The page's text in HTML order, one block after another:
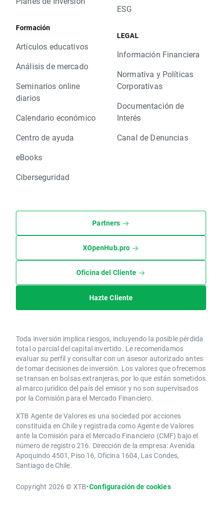
Formación
Artículos educativos
Análisis de mercado
Seminarios online
diarios
Calendario económico
Centro de ayuda
eBooks
Ciberseguridad
ESG
LEGAL
Información Financiera
Normativa y Políticas
Corporativas
Documentación de
Interés
Canal de Denuncias
Partners
XOpenHub.pro
Oficina del Cliente
Hazte Cliente
Toda inversión implica riesgos, incluyendo la posible pérdida
total o parcial del capital invertido. Le recomendamos
evaluar su perfil y consultar con un asesor autorizado antes
de tomar decisiones de inversión. Los valores que ofrecemos
se transan en bolsas extranjeras, por lo que están sometidos
al marco jurídico del país del emisor y no son supervisados
por la Comisión para el Mercado Financiero.
XTB Agente de Valores es una sociedad por acciones
constituida en Chile y registrada como Agente de Valores
ante la Comisión para el Mercado Financiero (CMF) bajo el
número de registro 216. Dirección de la empresa: Avenida
Apoquindo 4501, Piso 16, Oficina 1604, Las Condes,
Santiago de Chile.
Copyright 2026 © XTB•Configuración de cookies